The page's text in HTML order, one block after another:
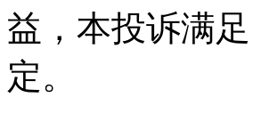
益，本投诉满
定。